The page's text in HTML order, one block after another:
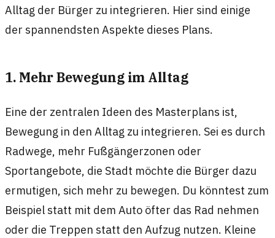
Alltag der Bürger zu integrieren. Hier sind einige
der spannendsten Aspekte dieses Plans.
1. Mehr Bewegung im Alltag
Eine der zentralen Ideen des Masterplans ist,
Bewegung in den Alltag zu integrieren. Sei es durch
Radwege, mehr Fußgängerzonen oder
Sportangebote, die Stadt möchte die Bürger dazu
ermutigen, sich mehr zu bewegen. Du könntest zum
Beispiel statt mit dem Auto öfter das Rad nehmen
oder die Treppen statt den Aufzug nutzen. Kleine